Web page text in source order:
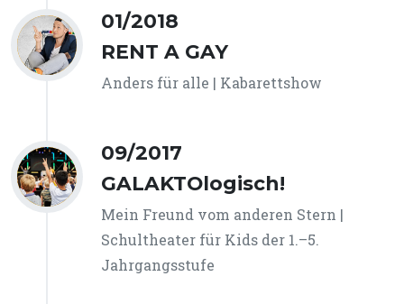
01/2018
RENT A GAY
Anders für alle | Kabarettshow
09/2017
GALAKTOlogisch!
Mein Freund vom anderen Stern |
Schultheater für Kids der 1.–5.
Jahrgangsstufe